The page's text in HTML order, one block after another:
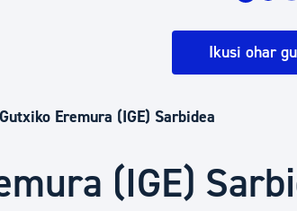
Ikusi ohar
Eremura (IGE) Sarbidea
(IGE)